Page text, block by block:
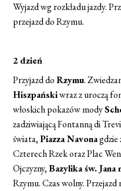
Wyjazd wg rozkładu jazdy.
przejazd do Rzymu.
2 dzień
Przyjazd doRzymu.
Hiszpańskiwraz z uroczą
włoskich pokazów mody
zadziwiającą Fontanną di
świata,Piazza Navonagdzie
Czterech Rzek oraz Plac
Ojczyzny,Bazylika św. Jana
Rzymu. Czas wolny.